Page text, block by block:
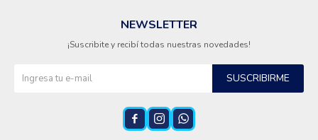
NEWSLETTER
¡Suscribite y recibí todas nuestras novedades!
SUSCRIBIRME
  